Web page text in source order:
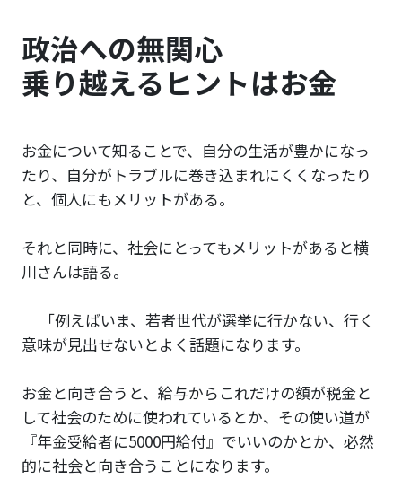
政治への無関心
乗り越えるヒントはお金
お金について知ることで、自分の生活が豊かになっ
たり、自分がトラブルに巻き込まれにくくなったり
と、個人にもメリットがある。
それと同時に、社会にとってもメリットがあると横
川さんは語る。
「例えばいま、若者世代が選挙に行かない、行く
意味が見出せないとよく話題になります。
お金と向き合うと、給与からこれだけの額が税金と
して社会のために使われているとか、その使い道が
『年金受給者に5000円給付』でいいのかとか、必然
的に社会と向き合うことになります。